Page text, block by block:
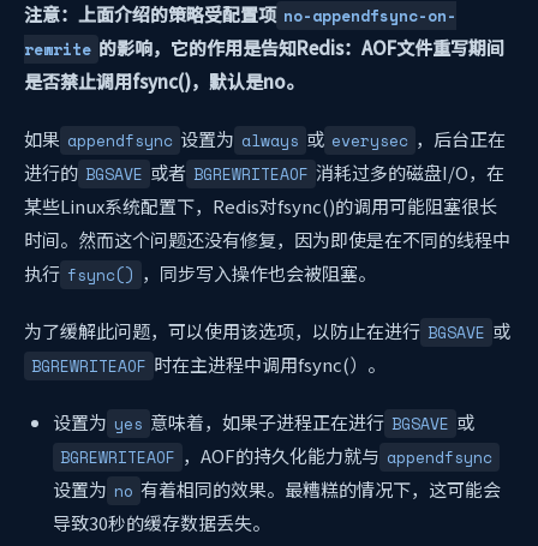
注意：上面介绍的策略受配置项 no-appendfsync-on-
rewrite 的影响，它的作用是告知Redis：AOF文件重写期间
是否禁止调用fsync()，默认是no。
如果 appendfsync 设置为 always 或 everysec ，后台正在
进行的 BGSAVE 或者 BGREWRITEAOF 消耗过多的磁盘I/O，在
某些Linux系统配置下，Redis对fsync()的调用可能阻塞很长
时间。然而这个问题还没有修复，因为即使是在不同的线程中
执行 fsync() ，同步写入操作也会被阻塞。
为了缓解此问题，可以使用该选项，以防止在进行 BGSAVE 或
BGREWRITEAOF 时在主进程中调用fsync(）。
设置为 yes 意味着，如果子进程正在进行 BGSAVE 或
BGREWRITEAOF ，AOF的持久化能力就与 appendfsync
设置为 no 有着相同的效果。最糟糕的情况下，这可能会
导致30秒的缓存数据丢失。